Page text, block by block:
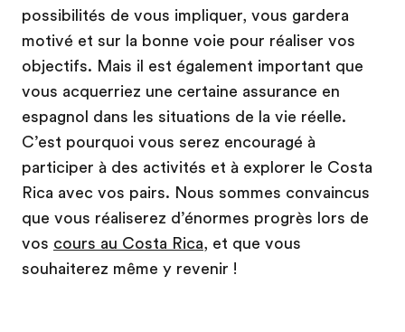
possibilités de vous impliquer, vous gardera
motivé et sur la bonne voie pour réaliser vos
objectifs. Mais il est également important que
vous acquerriez une certaine assurance en
espagnol dans les situations de la vie réelle.
C’est pourquoi vous serez encouragé à
participer à des activités et à explorer le Costa
Rica avec vos pairs. Nous sommes convaincus
que vous réaliserez d’énormes progrès lors de
vos cours au Costa Rica, et que vous
souhaiterez même y revenir !